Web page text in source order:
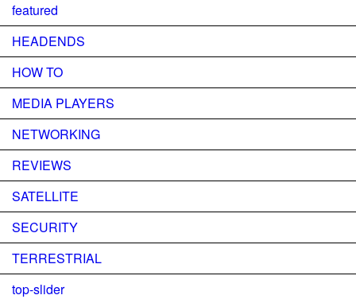
featured
HEADENDS
HOW TO
MEDIA PLAYERS
NETWORKING
REVIEWS
SATELLITE
SECURITY
TERRESTRIAL
top-slider